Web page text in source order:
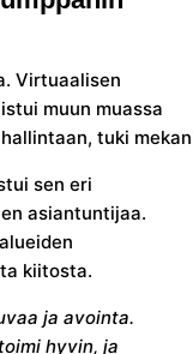
Virtuaalisen
muun muassa
tuki
sen eri
asiantuntijaa.
kiitosta.
ja avointa.
hyvin, ja